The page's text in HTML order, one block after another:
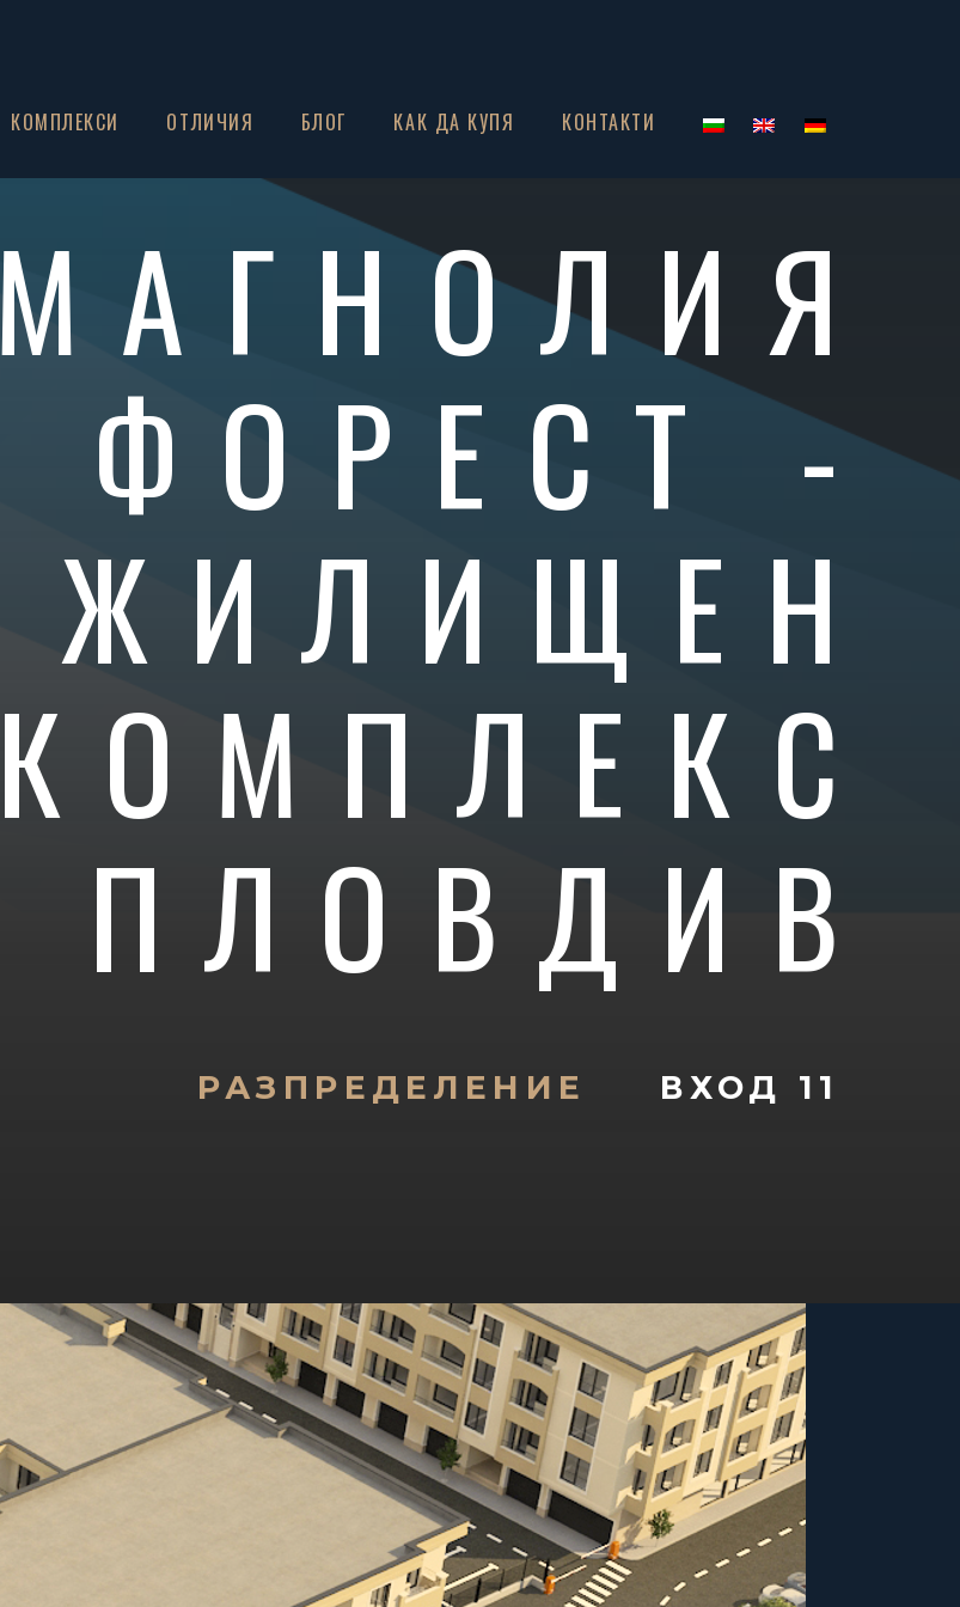
КОМПЛЕКСИ ОТЛИЧИЯ БЛОГ КАК ДА КУПЯ КОНТАКТИ
МАГНОЛИЯ
ФОРЕСТ -
ЖИЛИЩЕН
КОМПЛЕКС
ПЛОВДИВ
РАЗПРЕДЕЛЕНИЕ ВХОД 11